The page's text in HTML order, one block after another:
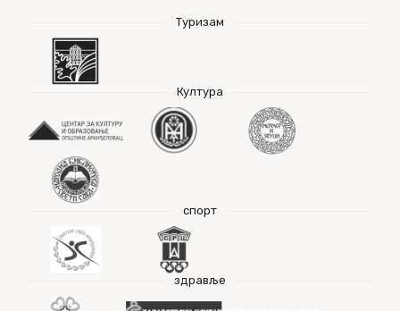
Туризам
Култура
спорт
здравље